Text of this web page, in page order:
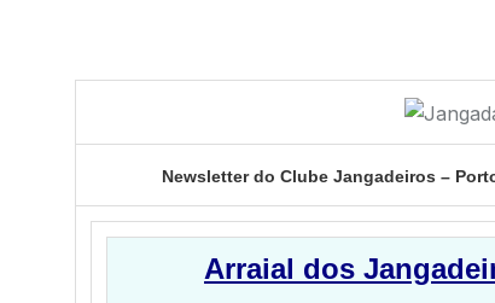
Newsletter do Clube Jangadeiros –
Arraial dos